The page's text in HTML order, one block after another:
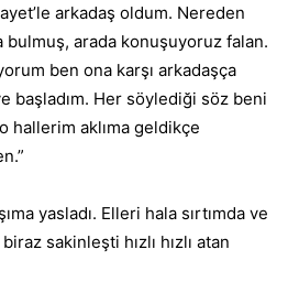
arkadaş oldum. Nereden
bulmuş, arada konuşuyoruz falan.
ben ona karşı arkadaşça
başladım. Her söylediği söz beni
hallerim aklıma geldikçe
yasladı. Elleri hala sırtımda ve
sakinleşti hızlı hızlı atan